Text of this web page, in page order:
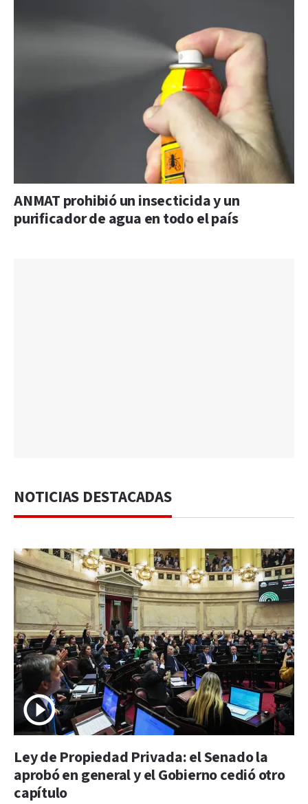
ANMAT prohibió un insecticida y un
purificador de agua en todo el país
NOTICIAS DESTACADAS
Ley de Propiedad Privada: el Senado la
aprobó en general y el Gobierno cedió otro
capítulo